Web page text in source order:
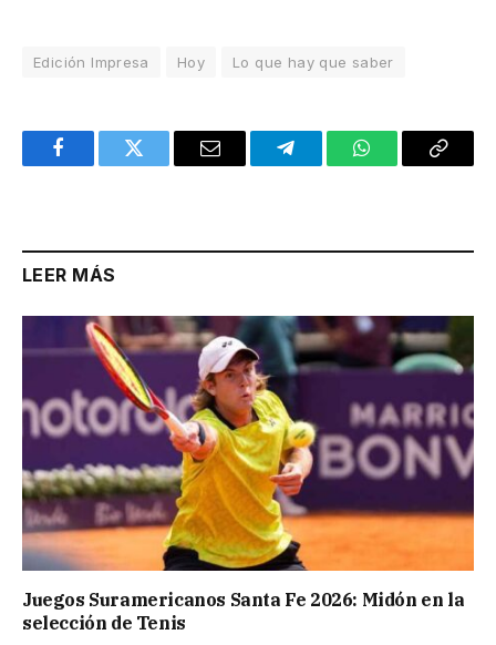
Edición Impresa Hoy Lo que hay que saber
FacebookTwitter Email TelegramWhatsAppCopy
LEER MÁS
Juegos Suramericanos Santa Fe 2026: Midón en la
selección de Tenis